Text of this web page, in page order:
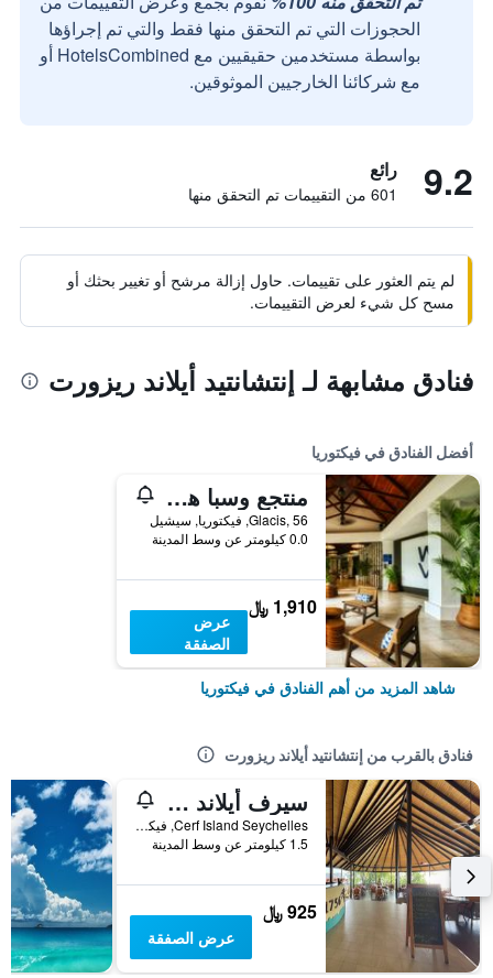
الحجوزات التي تم التحقق منها فقط والتي تم إجراؤها
بواسطة مستخدمين حقيقيين مع HotelsCombined أو
مع شركائنا الخارجيين الموثوقين.
9.2 رائع
601 من التقييمات تم التحقق منها
لم يتم العثور على تقييمات. حاول إزالة مرشح أو تغيير بحثك أو
مسح كل شيء لعرض التقييمات.
فنادق مشابهة لـ إنتشانتيد أيلاند ريزورت
أفضل الفنادق في فيكتوريا
منتجع وسبا هيلتون سيشل نورثولم
Glacis, 56, فيكتوريا, سيشيل
0.0 كيلومتر عن وسط المدينة
1,910 ﷼
عرض
الصفقة
شاهد المزيد من أهم الفنادق في فيكتوريا
فنادق بالقرب من إنتشانتيد أيلاند ريزورت
سيرف أيلاند ريزورت
Cerf Island Seychelles, فيكتوريا, سيشيل
1.5 كيلومتر عن وسط المدينة
925 ﷼
عرض الصفقة